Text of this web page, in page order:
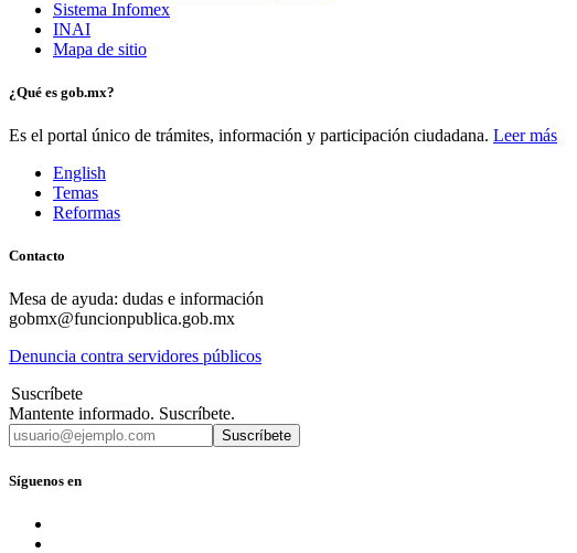
Sistema Infomex
INAI
Mapa de sitio
¿Qué es gob.mx?
Es el portal único de trámites, información y participación ciudadana. Leer más
English
Temas
Reformas
Contacto
Mesa de ayuda: dudas e información
gobmx@funcionpublica.gob.mx
Denuncia contra servidores públicos
Suscríbete
Mantente informado. Suscríbete.
Suscríbete
Síguenos en